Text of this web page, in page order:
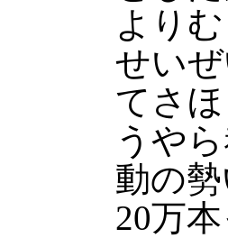
より
せい
てさ
うや
動の
20万